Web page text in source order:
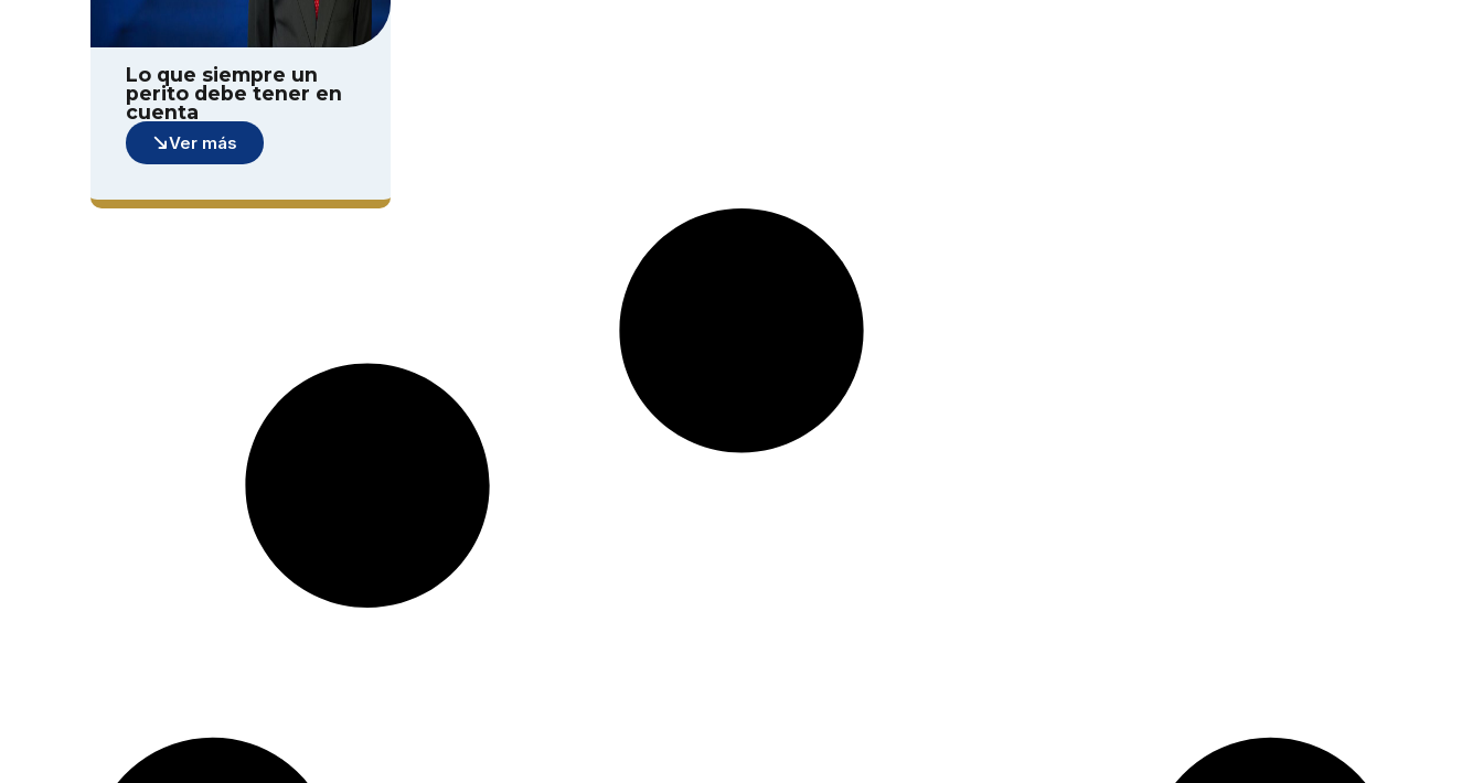
Lo que siempre un
perito debe tener en
cuenta
Ver más